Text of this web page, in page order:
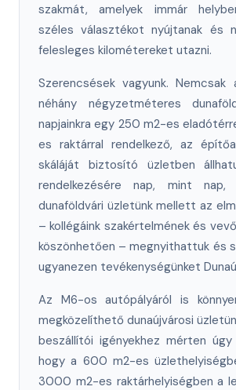
szakmát, amelyek immár
széles választékot nyújtanak és
felesleges kilométereket utazni.
Szerencsések vagyunk.
néhány négyzetméteres
napjainkra egy 250 m2-es
es raktárral rendelkező, az
skáláját biztosító üzletben
rendelkezésére nap, mint nap,
dunaföldvári üzletünk mellett az
– kollégáink szakértelmének és
köszönhetően – megnyithattuk és
ugyanezen tevékenységünket
Az M6-os autópályáról is
megközelíthető dunaújvárosi
beszállítói igényekhez mérten
hogy a 600 m2-es
3000 m2-es raktárhelyiségben a